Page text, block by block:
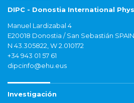
DIPC - Donostia International
Manuel Lardizabal 4
E20018 Donostia / San Sebastián SPAIN
N 43.305822, W 2.010172
+34 943 01 57 61
dipcinfo@ehu.eus
Investigación